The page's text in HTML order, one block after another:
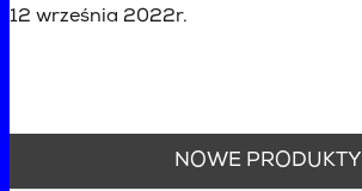
12 września 2022r.
NOWE PRODUKTY